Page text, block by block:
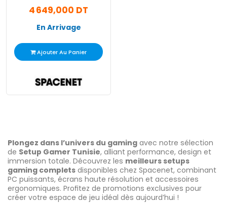
4 649,000 DT
En Arrivage
Ajouter Au Panier
Plongez dans l’univers du gaming avec notre sélection
de Setup Gamer Tunisie, alliant performance, design et
immersion totale. Découvrez les meilleurs setups
gaming complets disponibles chez Spacenet, combinant
PC puissants, écrans haute résolution et accessoires
ergonomiques. Profitez de promotions exclusives pour
créer votre espace de jeu idéal dès aujourd’hui !